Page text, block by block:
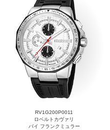
RV1G200P0011
ロベルトカヴァリ
バイ フランクミュラー